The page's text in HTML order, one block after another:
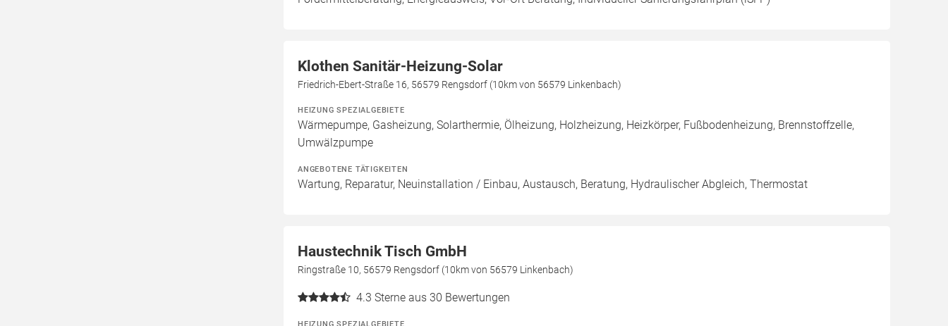
Klothen Sanitär-Heizung-Solar
Friedrich-Ebert-Straße 16, 56579 Rengsdorf (10km von 56579 Linkenbach)
HEIZUNG SPEZIALGEBIETE
Wärmepumpe, Gasheizung, Solarthermie, Ölheizung, Holzheizung, Heizkörper, Fußbodenheizung, Brennstoffzelle,
Umwälzpumpe
ANGEBOTENE TÄTIGKEITEN
Wartung, Reparatur, Neuinstallation / Einbau, Austausch, Beratung, Hydraulischer Abgleich, Thermostat
Haustechnik Tisch GmbH
Ringstraße 10, 56579 Rengsdorf (10km von 56579 Linkenbach)
4.3 Sterne aus 30 Bewertungen
HEIZUNG SPEZIALGEBIETE